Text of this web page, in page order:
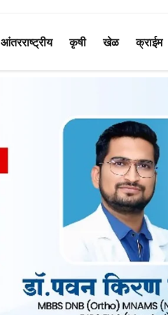
आंतरराष्ट्रीय कृषी खेळ क्राईम